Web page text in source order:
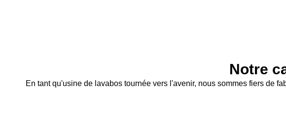
Notre
En tant qu'usine de lavabos tournée vers l'avenir, nous sommes fiers de